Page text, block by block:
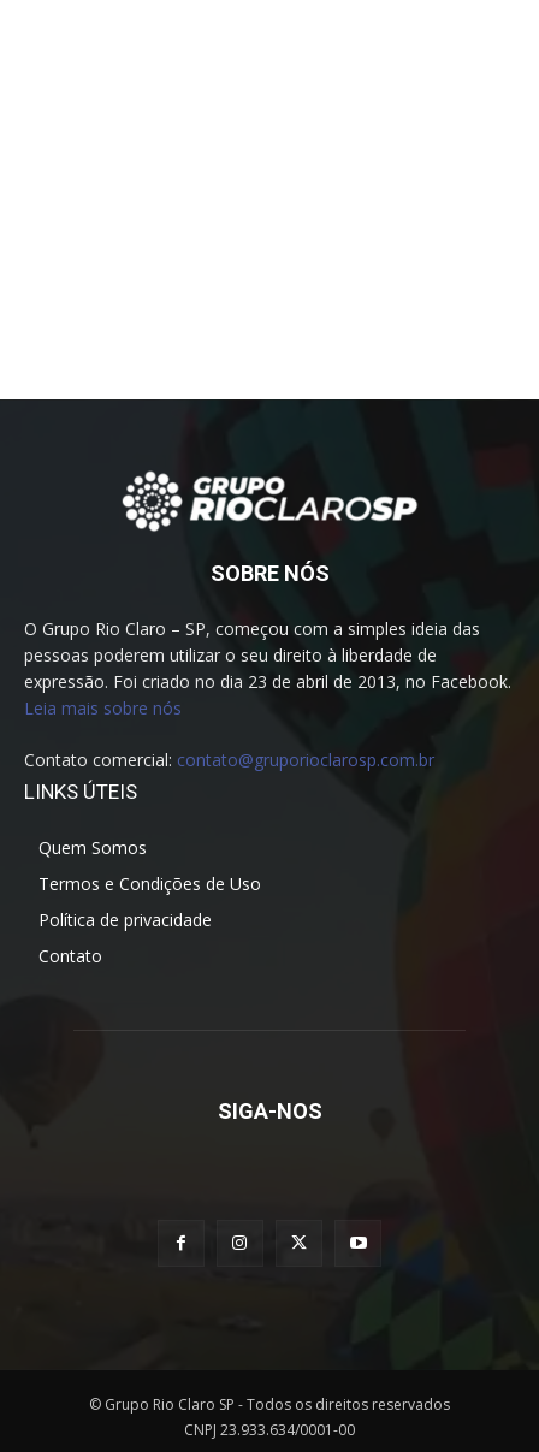
SOBRE NÓS
O Grupo Rio Claro – SP, começou com a simples ideia das
pessoas poderem utilizar o seu direito à liberdade de
expressão. Foi criado no dia 23 de abril de 2013, no Facebook.
Leia mais sobre nós
Contato comercial: contato@gruporioclarosp.com.br
LINKS ÚTEIS
Quem Somos
Termos e Condições de Uso
Política de privacidade
Contato
SIGA-NOS
© Grupo Rio Claro SP - Todos os direitos reservados
CNPJ 23.933.634/0001-00